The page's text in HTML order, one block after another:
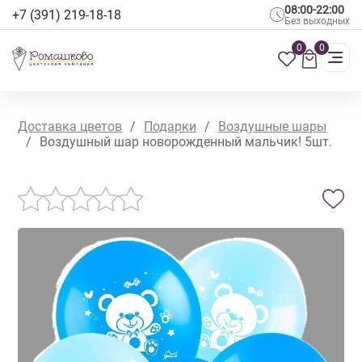
+7 (391) 219-18-18 08:00-22:00
Без выходных
0 0
Доставка цветов / Подарки /
Воздушные шары
/
Воздушный шар новорожденный мальчик! 5шт.